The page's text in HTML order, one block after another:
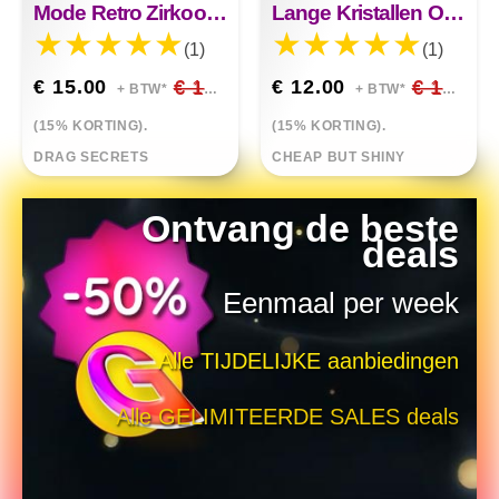
Mode Retro Zirkoon Kleur Drop Oorbellen
(1)
€ 15.00 + BTW* € 17.65
(15% KORTING).
DRAG SECRETS
Lange Kristallen Oorbellen Kwastjes Oorbellen
(1)
€ 12.00 + BTW* € 14.12
(15% KORTING).
CHEAP BUT SHINY
Ontvang de beste
deals
Eenmaal per week
Alle TIJDELIJKE aanbiedingen
Alle GELIMITEERDE SALES deals